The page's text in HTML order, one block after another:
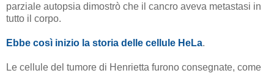
parziale autopsia dimostrò che il cancro aveva metastasi in
tutto il corpo.
Ebbe così inizio la storia delle cellule HeLa.
Le cellule del tumore di Henrietta furono consegnate, come